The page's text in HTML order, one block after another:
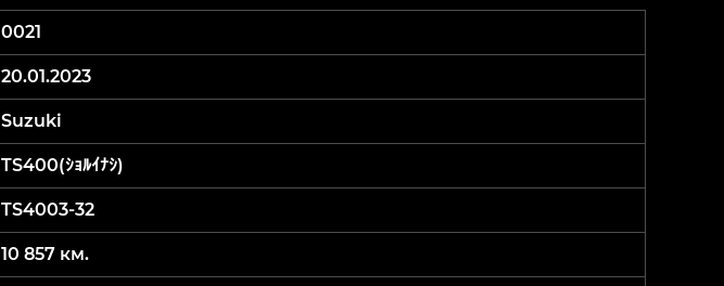
0021
20.01.2023
Suzuki
TS400(ｼｮﾙｲﾅｼ)
TS4003-32
10 857 км.